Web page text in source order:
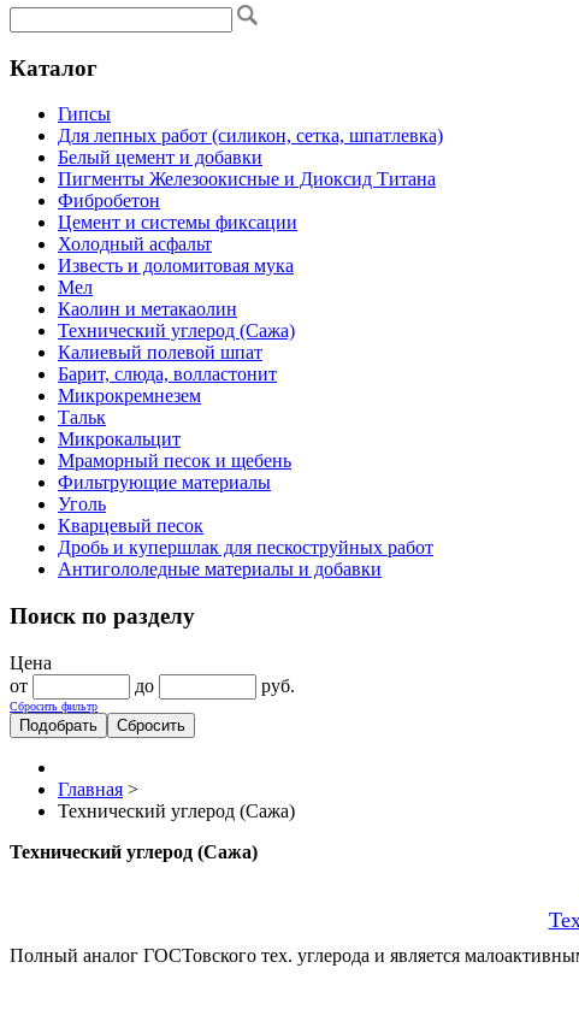
Каталог
Гипсы
Для лепных работ (силикон, сетка, шпатлевка)
Белый цемент и добавки
Пигменты Железоокисные и Диоксид Титана
Фибробетон
Цемент и системы фиксации
Холодный асфальт
Известь и доломитовая мука
Мел
Каолин и метакаолин
Технический углерод (Сажа)
Калиевый полевой шпат
Барит, слюда, волластонит
Микрокремнезем
Тальк
Микрокальцит
Мраморный песок и щебень
Фильтрующие материалы
Уголь
Кварцевый песок
Дробь и купершлак для пескоструйных работ
Антигололедные материалы и добавки
Поиск по разделу
Цена
от
до руб.
Сбросить фильтр
Главная >
Технический углерод (Сажа)
Технический углерод (Сажа)
Полный аналог ГОСТовского тех. углерода и является